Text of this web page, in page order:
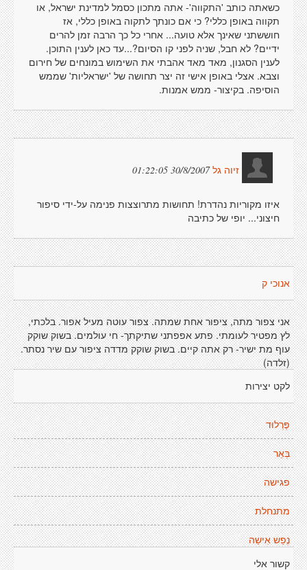
כשאתה כותב 'התקווה'- אתה מתכון כסמל למדינת ישראל, או
תקווה באופן כללי? כי אם כונתך לתקוה באופן כללי, אז
חוששתני שאינך אלא טועה... אחרי כל כך הרבה זמן להרים
ידיים? לא חבל, שניה לפני קו הסיום?...עד כאן לענין התוכן.
לענין הסגנון, מאד מאד אהבתי את השימוש במונחים של חירום
וצבא. אצלי באופן אישי זה יצר תחושה של 'ישראליות' שממש
הוסיפה. בקיצור- ממש אמנות.
זיוה גל 30/8/2007 01:22:05
איזו מקוריות נהדרת! תחושות מתרוצצות פנימה על-ידי סיפור
חיצוני... יופי של כתיבה
אנוכי ק
אני צפור מתה, ציפור אחת שמתה. צפור עוטה מעיל אפור. בלכתי,
לץ מפטיר לעומתי. פתע אפפתני שתיקתך- חי עולמים. בשוק שוקק
עוף מת ישיר- רק אתה קיים. בשוק שוקק מדדה ציפור עם שיר נסתר.
(זלדה)
לקט יצירות
פֶּרְלוּד
בְּאֵר
פגישה
מתנחלת
נֶפֵש אִישַה
קשור אלי